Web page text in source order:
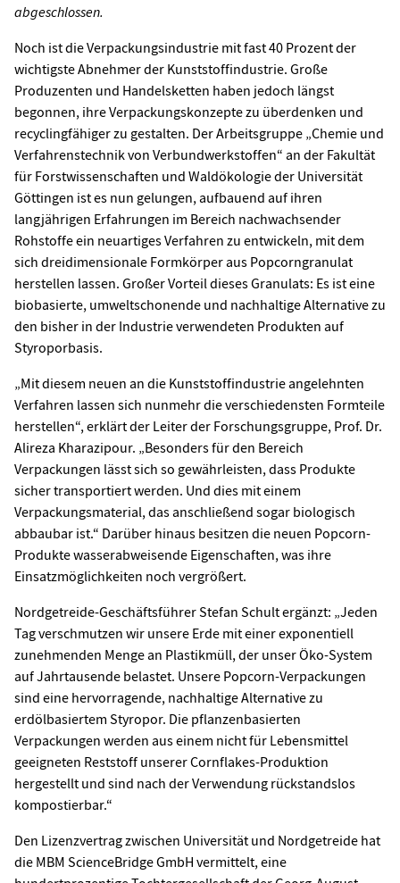
abgeschlossen.
Noch ist die Verpackungsindustrie mit fast 40 Prozent der
wichtigste Abnehmer der Kunststoffindustrie. Große
Produzenten und Handelsketten haben jedoch längst
begonnen, ihre Verpackungskonzepte zu überdenken und
recyclingfähiger zu gestalten. Der Arbeitsgruppe „Chemie und
Verfahrenstechnik von Verbundwerkstoffen“ an der Fakultät
für Forstwissenschaften und Waldökologie der Universität
Göttingen ist es nun gelungen, aufbauend auf ihren
langjährigen Erfahrungen im Bereich nachwachsender
Rohstoffe ein neuartiges Verfahren zu entwickeln, mit dem
sich dreidimensionale Formkörper aus Popcorngranulat
herstellen lassen. Großer Vorteil dieses Granulats: Es ist eine
biobasierte, umweltschonende und nachhaltige Alternative zu
den bisher in der Industrie verwendeten Produkten auf
Styroporbasis.
„Mit diesem neuen an die Kunststoffindustrie angelehnten
Verfahren lassen sich nunmehr die verschiedensten Formteile
herstellen“, erklärt der Leiter der Forschungsgruppe, Prof. Dr.
Alireza Kharazipour. „Besonders für den Bereich
Verpackungen lässt sich so gewährleisten, dass Produkte
sicher transportiert werden. Und dies mit einem
Verpackungsmaterial, das anschließend sogar biologisch
abbaubar ist.“ Darüber hinaus besitzen die neuen Popcorn-
Produkte wasserabweisende Eigenschaften, was ihre
Einsatzmöglichkeiten noch vergrößert.
Nordgetreide-Geschäftsführer Stefan Schult ergänzt: „Jeden
Tag verschmutzen wir unsere Erde mit einer exponentiell
zunehmenden Menge an Plastikmüll, der unser Öko-System
auf Jahrtausende belastet. Unsere Popcorn-Verpackungen
sind eine hervorragende, nachhaltige Alternative zu
erdölbasiertem Styropor. Die pflanzenbasierten
Verpackungen werden aus einem nicht für Lebensmittel
geeigneten Reststoff unserer Cornflakes-Produktion
hergestellt und sind nach der Verwendung rückstandslos
kompostierbar.“
Den Lizenzvertrag zwischen Universität und Nordgetreide hat
die MBM ScienceBridge GmbH vermittelt, eine